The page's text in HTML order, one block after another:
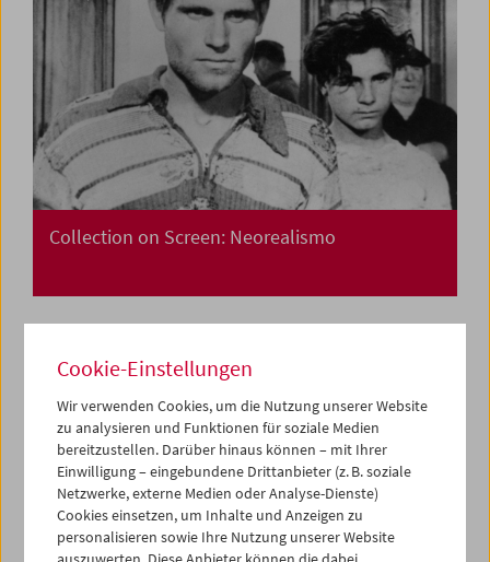
Collection on Screen: Neorealismo
Cookie-Einstellungen
Wir verwenden Cookies, um die Nutzung unserer Website
zu analysieren und Funktionen für soziale Medien
bereitzustellen. Darüber hinaus können – mit Ihrer
Einwilligung – eingebundene Drittanbieter (z. B. soziale
Netzwerke, externe Medien oder Analyse-Dienste)
Cookies einsetzen, um Inhalte und Anzeigen zu
personalisieren sowie Ihre Nutzung unserer Website